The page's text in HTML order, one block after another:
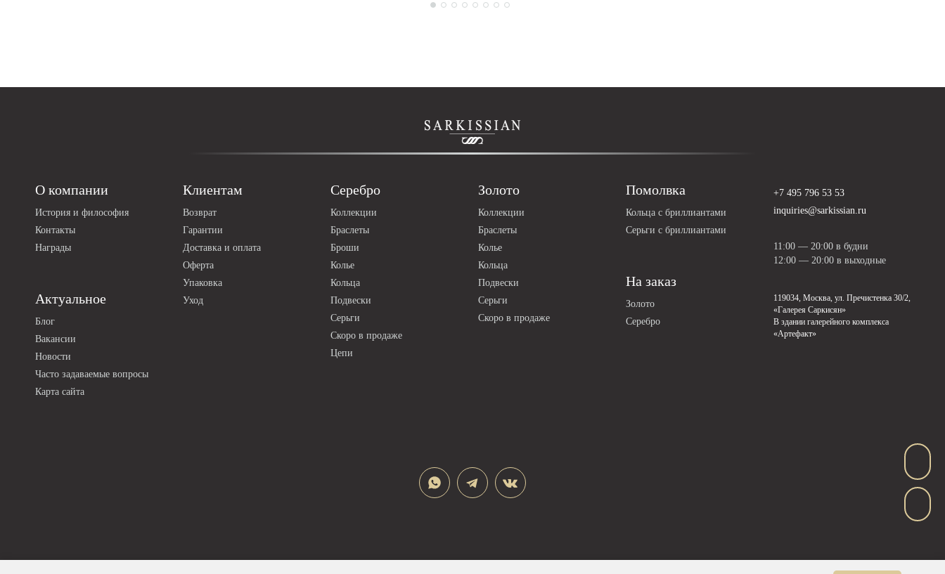
О компании
История и философия
Контакты
Награды
Актуальное
Блог
Вакансии
Новости
Часто задаваемые вопросы
Карта сайта
Клиентам
Возврат
Гарантии
Доставка и оплата
Оферта
Упаковка
Уход
Серебро
Коллекции
Браслеты
Броши
Колье
Кольца
Подвески
Серьги
Скоро в продаже
Цепи
Золото
Коллекции
Браслеты
Колье
Кольца
Подвески
Серьги
Скоро в продаже
Помолвка
Кольца с бриллиантами
Серьги с бриллиантами
На заказ
Золото
Серебро
+7 495 796 53 53
inquiries@sarkissian.ru
11:00 — 20:00 в будни
12:00 — 20:00 в выходные
119034, Москва, ул. Пречистенка 30/2,
«Галерея Саркисян»
В здании галерейного комплекса
«Артефакт»